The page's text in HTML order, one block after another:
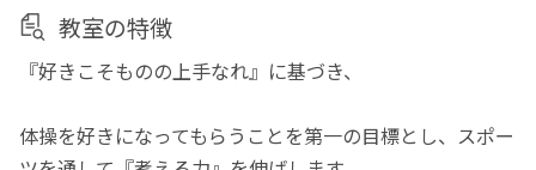
教室の特徴
『好きこそものの上手なれ』に基づき、
体操を好きになってもらうことを第一の目標とし、スポー